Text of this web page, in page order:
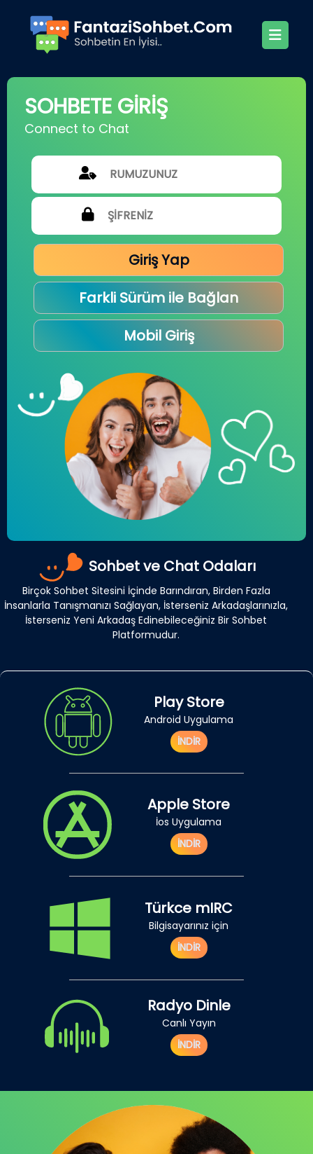
SOHBETE GİRİŞ
Connect to Chat
Giriş Yap
Farkli Sürüm ile Bağlan
Mobil Giriş
Sohbet ve Chat Odaları
Birçok Sohbet Sitesini İçinde Barındıran, Birden Fazla
İnsanlarla Tanışmanızı Sağlayan, İsterseniz Arkadaşlarınızla,
İsterseniz Yeni Arkadaş Edinebileceğiniz Bir Sohbet
Platformudur.
Play Store
Android Uygulama
İNDİR
Apple Store
İos Uygulama
İNDİR
Türkce mIRC
Bilgisayarınız için
İNDİR
Radyo Dinle
Canlı Yayın
İNDİR